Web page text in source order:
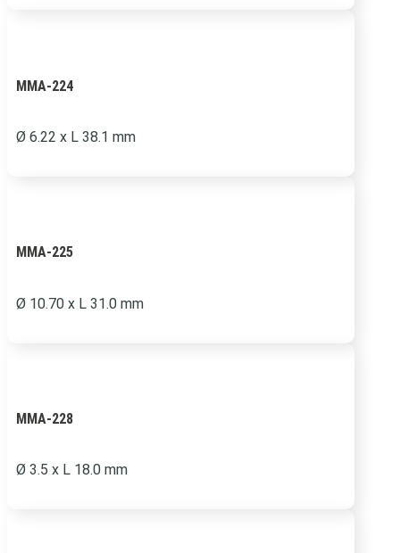
MMA-224
Ø 6.22 x L 38.1 mm
MMA-225
Ø 10.70 x L 31.0 mm
MMA-228
Ø 3.5 x L 18.0 mm